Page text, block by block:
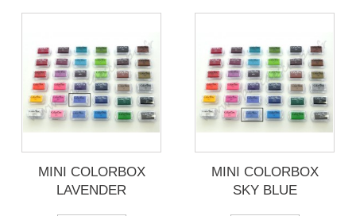
MINI COLORBOX
LAVENDER
MINI COLORBOX
SKY BLUE